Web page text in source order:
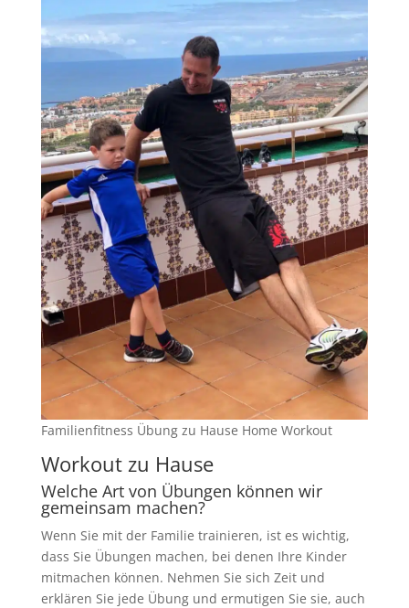
Familienfitness Übung zu Hause Home Workout
Workout zu Hause
Welche Art von Übungen können wir
gemeinsam machen?
Wenn Sie mit der Familie trainieren, ist es wichtig,
dass Sie Übungen machen, bei denen Ihre Kinder
mitmachen können. Nehmen Sie sich Zeit und
erklären Sie jede Übung und ermutigen Sie sie, auch